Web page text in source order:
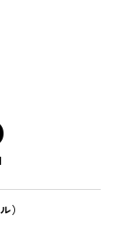
）